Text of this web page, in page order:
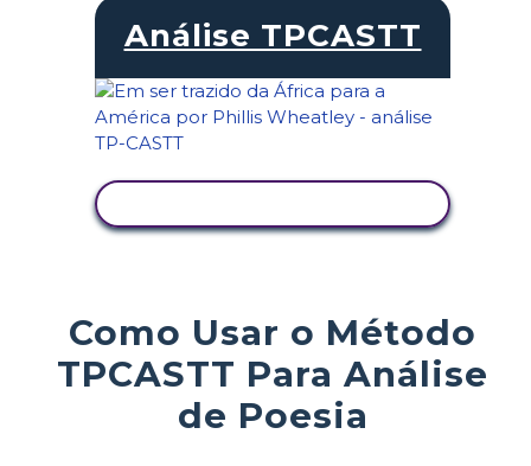
Análise TPCASTT
Como Usar o Método
TPCASTT Para Análise
de Poesia